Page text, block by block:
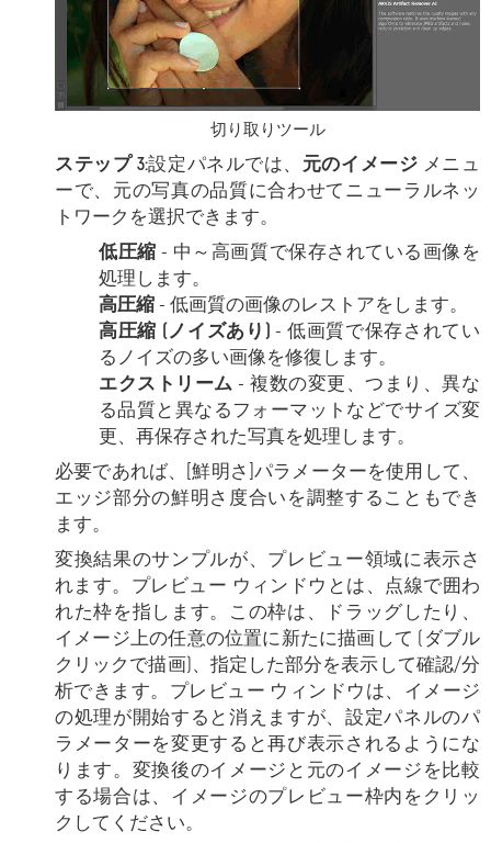
切り取りツール
ステップ 3:設定パネルでは、 元のイメージ メニュ
ーで、元の写真の品質に合わせてニューラルネッ
トワークを選択できます。
低圧縮 - 中～高画質で保存されている画像を
処理します。
高圧縮- 低画質の画像のレストアをします。
高圧縮 (ノイズあり) - 低画質で保存されてい
るノイズの多い画像を修復します。
エクストリーム - 複数の変更、つまり、異な
る品質と異なるフォーマットなどでサイズ変
更、再保存された写真を処理します。
必要であれば、 [鮮明さ]パラメーターを使用して、
エッジ部分の鮮明さ度合いを調整することもでき
ます。
変換結果のサンプルが、プレビュー領域に表示さ
れます。プレビュー ウィンドウとは、点線で囲わ
れた枠を指します。この枠は、ドラッグしたり、
イメージ上の任意の位置に新たに描画して (ダブル
クリックで描画)、指定した部分を表示して確認/分
析できます。プレビュー ウィンドウは、イメージ
の処理が開始すると消えますが、設定パネルのパ
ラメーターを変更すると再び表示されるようにな
ります。変換後のイメージと元のイメージを比較
する場合は、イメージのプレビュー枠内をクリッ
クしてください。